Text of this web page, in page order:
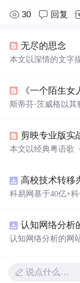
30 回复
无尽的思念
本文以深情的文字
为其保留一方净土
《一个陌生
斯蒂芬·茨威格以
得生动细腻，使读
理变化。
本文以经典粤语歌
单，获得按歌词意
题，大海山水表现
频”。选中音频开启
歌词字幕对齐节拍
画，在视频间隙添
科易网基于40亿+
新领域的AI+数智
智能化发展。
认知网络分析的网
说点什么…